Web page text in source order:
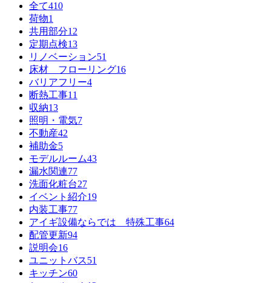
全て410
荷物1
共用部分12
定期点検13
リノベーション51
床材 フローリング16
バリアフリー4
断熱工事11
収納13
照明・電気7
不動産42
補助金5
モデルルーム43
漏水関連77
洗面化粧台27
イベント紹介19
内装工事77
アイギ設備ならでは 特殊工事64
配管更新94
説明会16
ユニットバス51
キッチン60